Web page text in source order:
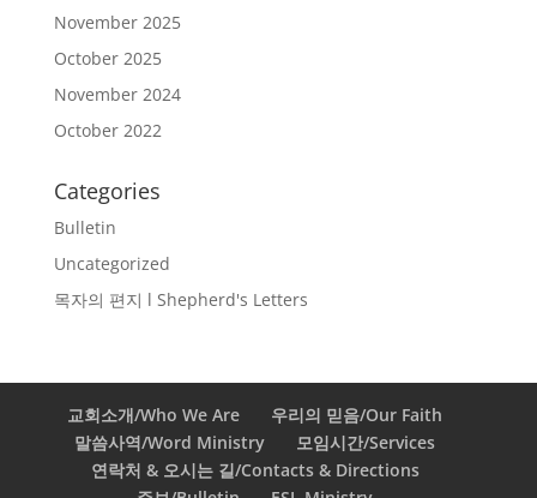
November 2025
October 2025
November 2024
October 2022
Categories
Bulletin
Uncategorized
목자의 편지 l Shepherd's Letters
교회소개/Who We Are
우리의 믿음/Our Faith
말씀사역/Word Ministry
모임시간/Services
연락처 & 오시는 길/Contacts & Directions